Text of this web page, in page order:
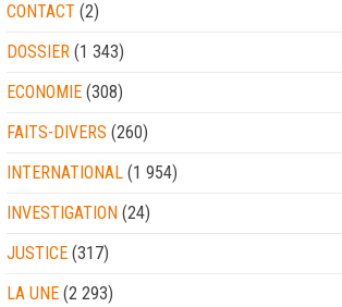
CONTACT (2)
DOSSIER (1 343)
ECONOMIE (308)
FAITS-DIVERS (260)
INTERNATIONAL (1 954)
INVESTIGATION (24)
JUSTICE (317)
LA UNE (2 293)